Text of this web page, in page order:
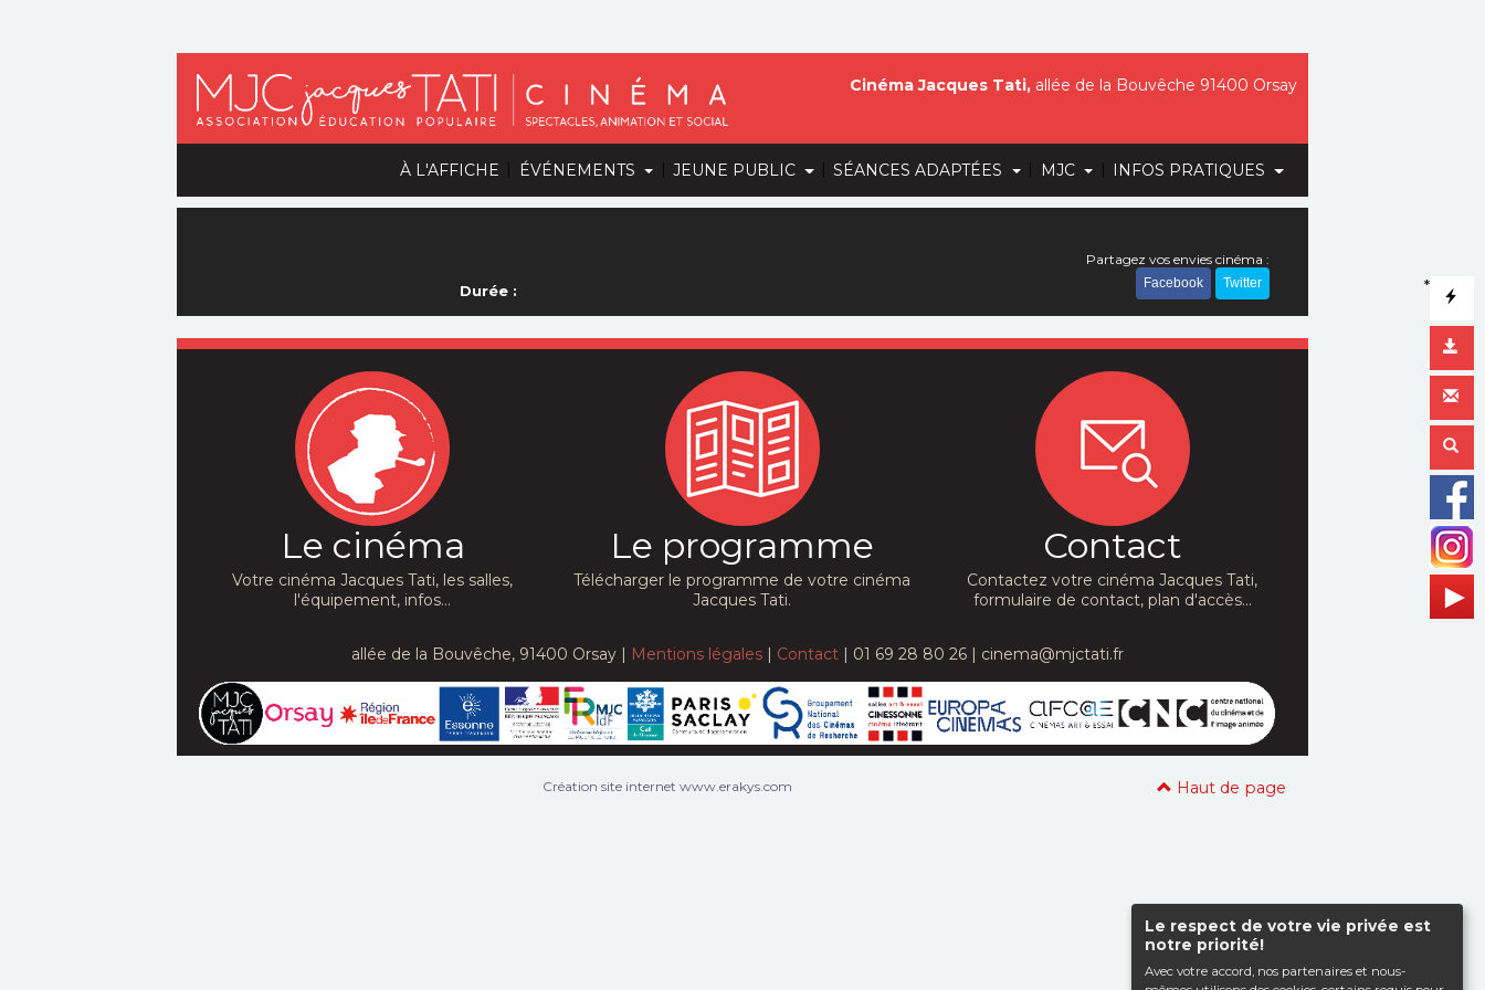
Le respect de votre vie privée est
notre priorité!
Avec votre accord, nos partenaires et nous-
À L'AFFICHE | ÉVÉNEMENTS | JEUNE PUBLIC | SÉANCES ADAPTÉES | MJC | INFOS PRATIQUES
*
Cinéma Jacques Tati, allée de la Bouvêche 91400 Orsay
Durée :
Partagez vos envies cinéma :
Facebook Twitter
Le cinéma
Votre cinéma Jacques Tati, les salles,
l'équipement, infos...
Le programme
Télécharger le programme de votre cinéma
Jacques Tati.
Contact
Contactez votre cinéma Jacques Tati,
formulaire de contact, plan d'accès...
allée de la Bouvêche, 91400 Orsay | Mentions légales| Contact| 01 69 28 80 26 | cinema@mjctati.fr
Haut de page
Création site internet www.erakys.com